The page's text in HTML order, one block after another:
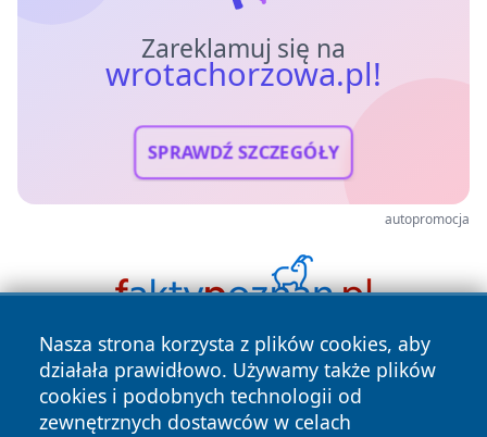
Zareklamuj się na
wrotachorzowa.pl!
SPRAWDŹ SZCZEGÓŁY
autopromocja
Nasza strona korzysta z plików cookies, aby
działała prawidłowo. Używamy także plików
cookies i podobnych technologii od
zewnętrznych dostawców w celach